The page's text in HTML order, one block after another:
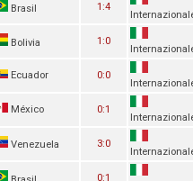
Brasil 1:4
Bolivia 1:0
Ecuador 0:0
México 0:1
Venezuela 3:0
0:1